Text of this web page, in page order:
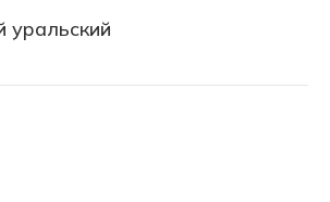
уральский